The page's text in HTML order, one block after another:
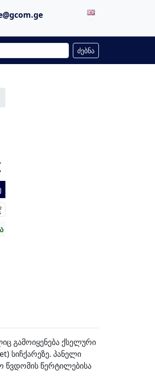
ძებნა
გამოიყენება ქსელური
სიჩქარეზე. პანელი
წვდომის წერტილებისა